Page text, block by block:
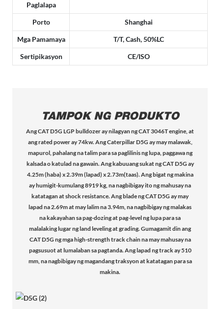
Paglalapa
Porto Shanghai
Mga Pamamaya T/T, Cash, 50%LC
Sertipikasyon CE/ISO
TAMPOK NG PRODUKTO
Ang CAT D5G LGP bulldozer ay nilagyan ng CAT 3046T engine, at
ang rated power ay 74kw. Ang Caterpillar D5G ay may malawak,
mapurol, pahalang na talim para sa paglilinis ng lupa, paggawa ng
kalsada o katulad na gawain. Ang kabuuang sukat ng CAT D5G ay
4.25m (haba) x 2.39m (lapad) x 2.73m(taas). Ang bigat ng makina
ay humigit-kumulang 8919 kg, na nagbibigay ito ng mahusay na
katatagan at shock resistance. Ang blade ng CAT D5G ay may
lapad na 2.69m at may lalim na 3.94m, na nagbibigay ng malakas
na kakayahan sa pag-dozing at pag-level ng lupa para sa
malalaking lugar ng land leveling at grading. Gumagamit din ang
CAT D5G ng mga high-strength track chain na may mahusay na
pagsusuot at lumalaban sa pagtanda. Ang lapad ng track ay 510
mm, na nagbibigay ng magandang traksyon at katatagan para sa
makina.